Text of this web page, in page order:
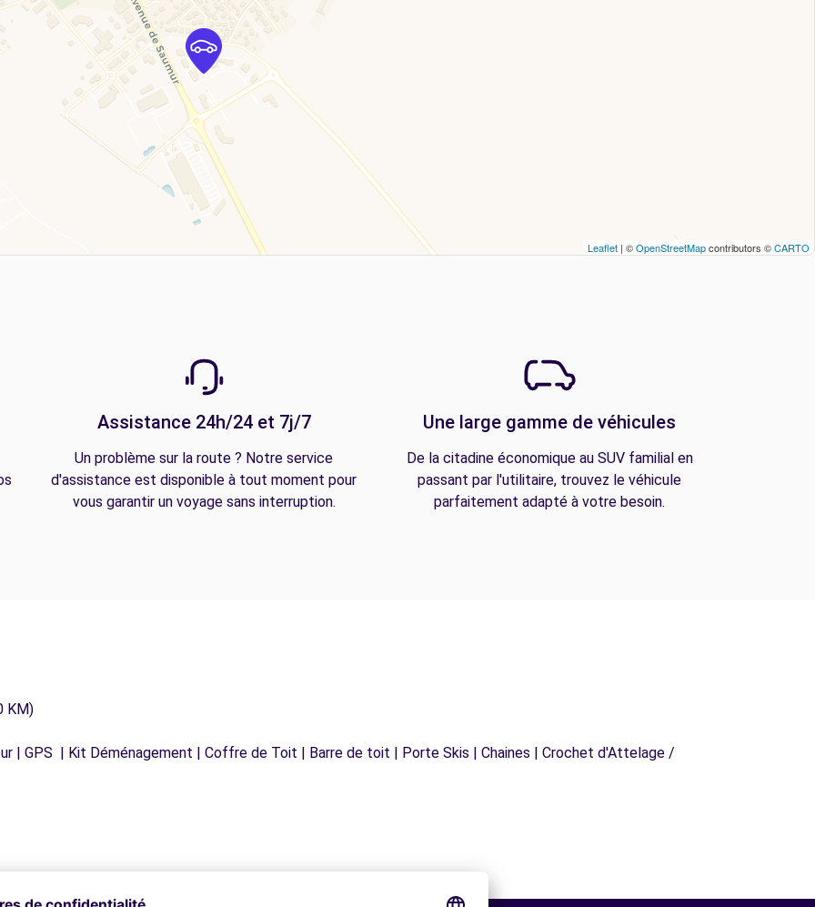
Leaflet | ©OpenStreetMapcontributors ©CARTO
Assistance 24h/24 et 7j/7
Un problème sur la route ? Notre service
d'assistance est disponible à tout moment pour
vous garantir un voyage sans interruption.
Une large gamme de véhicules
De la citadine économique au SUV familial en
passant par l'utilitaire, trouvez le véhicule
parfaitement adapté à votre besoin.
KM)
| GPS | Kit Déménagement | Coffre de Toit | Barre de toit | Porte Skis | Chaines | Crochet d'Attelage /